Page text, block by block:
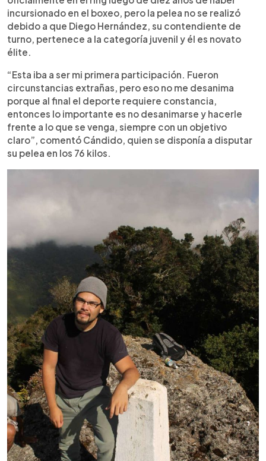
incursionado en el boxeo, pero la pelea no se realizó
debido a que Diego Hernández, su contendiente de
turno, pertenece a la categoría juvenil y él es novato
élite.
“Esta iba a ser mi primera participación. Fueron
circunstancias extrañas, pero eso no me desanima
porque al final el deporte requiere constancia,
entonces lo importante es no desanimarse y hacerle
frente a lo que se venga, siempre con un objetivo
claro”, comentó Cándido, quien se disponía a disputar
su pelea en los 76 kilos.